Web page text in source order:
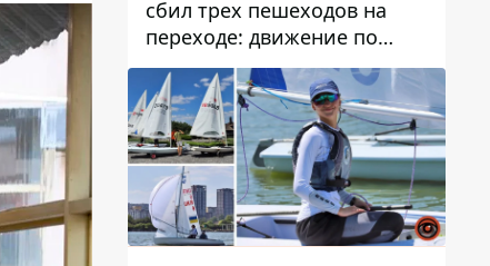
сбил трех пешеходов на
переходе: движение по
проспекту Науки
затруднено